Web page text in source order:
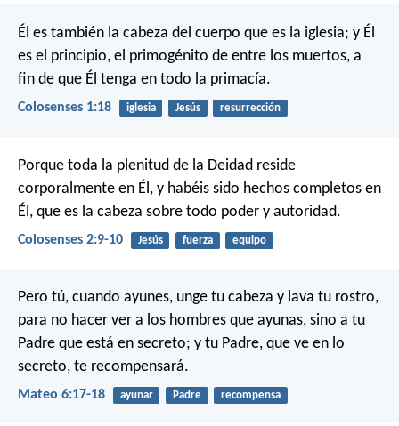
Él es también la cabeza del cuerpo que es la iglesia; y Él
es el principio, el primogénito de entre los muertos, a
fin de que Él tenga en todo la primacía.
Colosenses 1:18 iglesia Jesús resurrección
Porque toda la plenitud de la Deidad reside
corporalmente en Él, y habéis sido hechos completos en
Él, que es la cabeza sobre todo poder y autoridad.
Colosenses 2:9-10 Jesús fuerza equipo
Pero tú, cuando ayunes, unge tu cabeza y lava tu rostro,
para no hacer ver a los hombres que ayunas, sino a tu
Padre que está en secreto; y tu Padre, que ve en lo
secreto, te recompensará.
Mateo 6:17-18 ayunar Padre recompensa